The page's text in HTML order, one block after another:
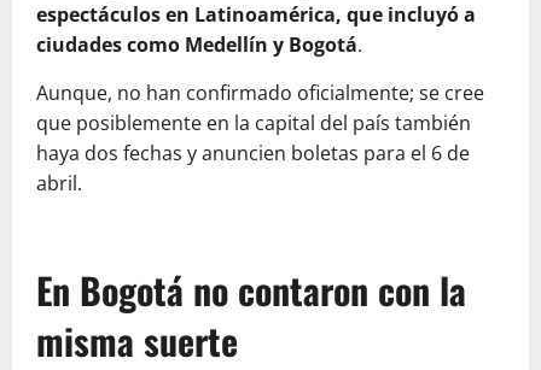
espectáculos en Latinoamérica, que incluyó a
ciudades como Medellín y Bogotá.
Aunque, no han confirmado oficialmente; se cree
que posiblemente en la capital del país también
haya dos fechas y anuncien boletas para el 6 de
abril.
En Bogotá no contaron con la
misma suerte